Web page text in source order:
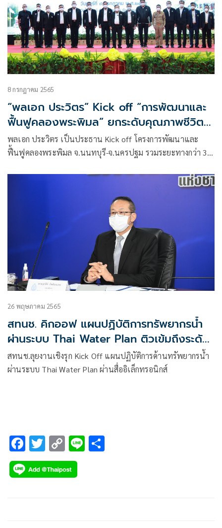
8 กรกฎาคม 2565
“พลเอก ประวิตร” Kick off “การพัฒนาและ
ฟื้นฟูคลองพระพิมล” ยกระดับคุณภาพชีวิต
สิ่งแวดล้อม และท่องเที่ยว เพื่อประชาชนใน
พื้นที่ จ.นนทบุรี-จ.นครปฐม
พลเอก ประวิตร เป็นประธาน Kick off โครงการพัฒนาและ
ฟื้นฟูคลองพระพิมล จ.นนทบุรี-จ.นครปฐม รวมระยะทางกว่า 30
26 พฤษภาคม 2565
สทนช. คิกออฟ แผนปฏิบัติการทรัพยากรน้ำ
ผ่านระบบ Thai Water Plan ติวเข้มถึงระดับ
ท้องถิ่นก่อนของบประมาณ ปี 67
สทนช.ลุยงานเชิงรุก Kick Off แผนปฏิบัติการด้านทรัพยากรน้ำ
ผ่านระบบ Thai Water Plan ผ่านสื่ออิเล็กทรอนิกส์
F
ac
e
T
wi
tt
C
o
p
Li